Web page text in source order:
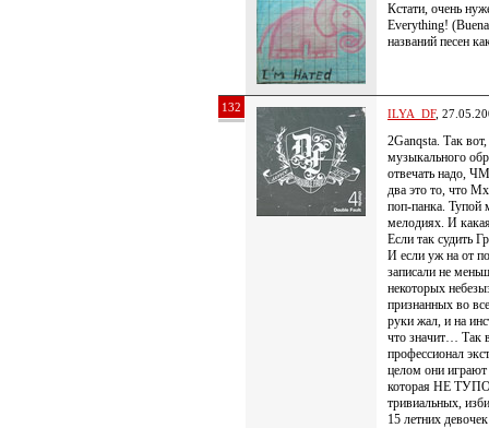
Кстати, очень
Everything!
названий песен
132 ILYA_DF,
2Ganqsta. Так
музыкального
отвечать надо,
два это то, что
поп-панка. Тупой
мелодиях. И
Если так судить
И если уж на от
записали не
некоторых
признанных во
руки жал, и на
что значит… Так
профессионал
целом они
которая НЕ ТУПО
тривиальных,
15 летних